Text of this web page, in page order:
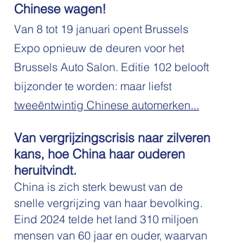
Chinese wagen!
Van 8 tot 19 januari opent Brussels
Expo opnieuw de deuren voor het
Brussels Auto Salon. Editie 102 belooft
bijzonder te worden: maar liefst
tweeëntwintig Chinese automerken...
Van vergrijzingscrisis naar zilveren
kans, hoe China haar ouderen
heruitvindt.
China is zich sterk bewust van de
snelle vergrijzing van haar bevolking.
Eind 2024 telde het land 310 miljoen
mensen van 60 jaar en ouder, waarvan